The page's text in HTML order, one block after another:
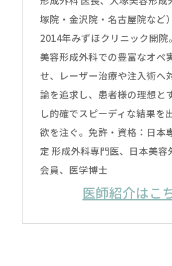
塚院・金沢院・名古屋院など
2014年みずほクリニック開院
美容形成外科での豊富なオペ
せ、レーザー治療や注入術へ
論を追求し、患者様の理想と
し的確でスピーディな結果を
欲を注ぐ。免許・資格：日本
定 形成外科専門医、日本美容
会員、医学博士
医師紹介はこ